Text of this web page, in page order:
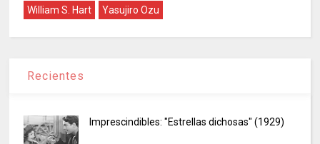
William S. Hart
Yasujiro Ozu
Recientes
Imprescindibles: "Estrellas dichosas" (1929)